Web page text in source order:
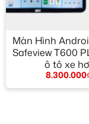
Màn Hình
Safeview T600
ô tô xe
8.300.000